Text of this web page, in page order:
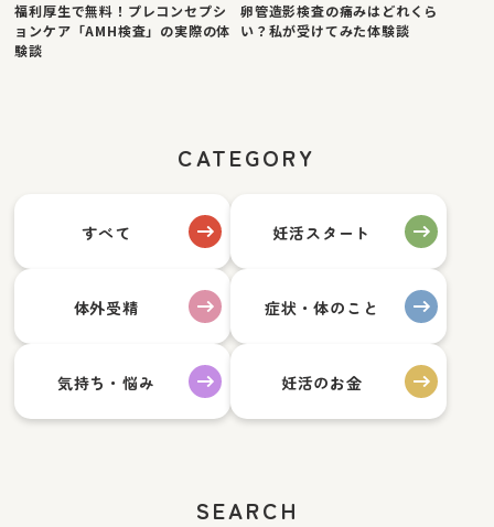
福利厚生で無料！プレコンセプシ
ョンケア「AMH検査」の実際の体
験談
卵管造影検査の痛みはどれくら
い？私が受けてみた体験談
CATEGORY
すべて 妊活スタート
体外受精 症状・体のこと
気持ち・悩み 妊活のお金
SEARCH